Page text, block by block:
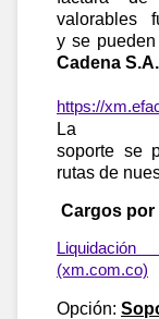
valorables
y se
Cadena S.A.
https://
La
soporte se
rutas de
Cargos por
(xm.com.co)
Opción: